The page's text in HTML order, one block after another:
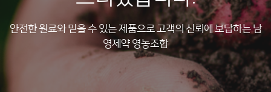
안전한 원료와 믿을 수 있는 제품으로 고객의 신뢰에 보답하는 남
영제약 영농조합